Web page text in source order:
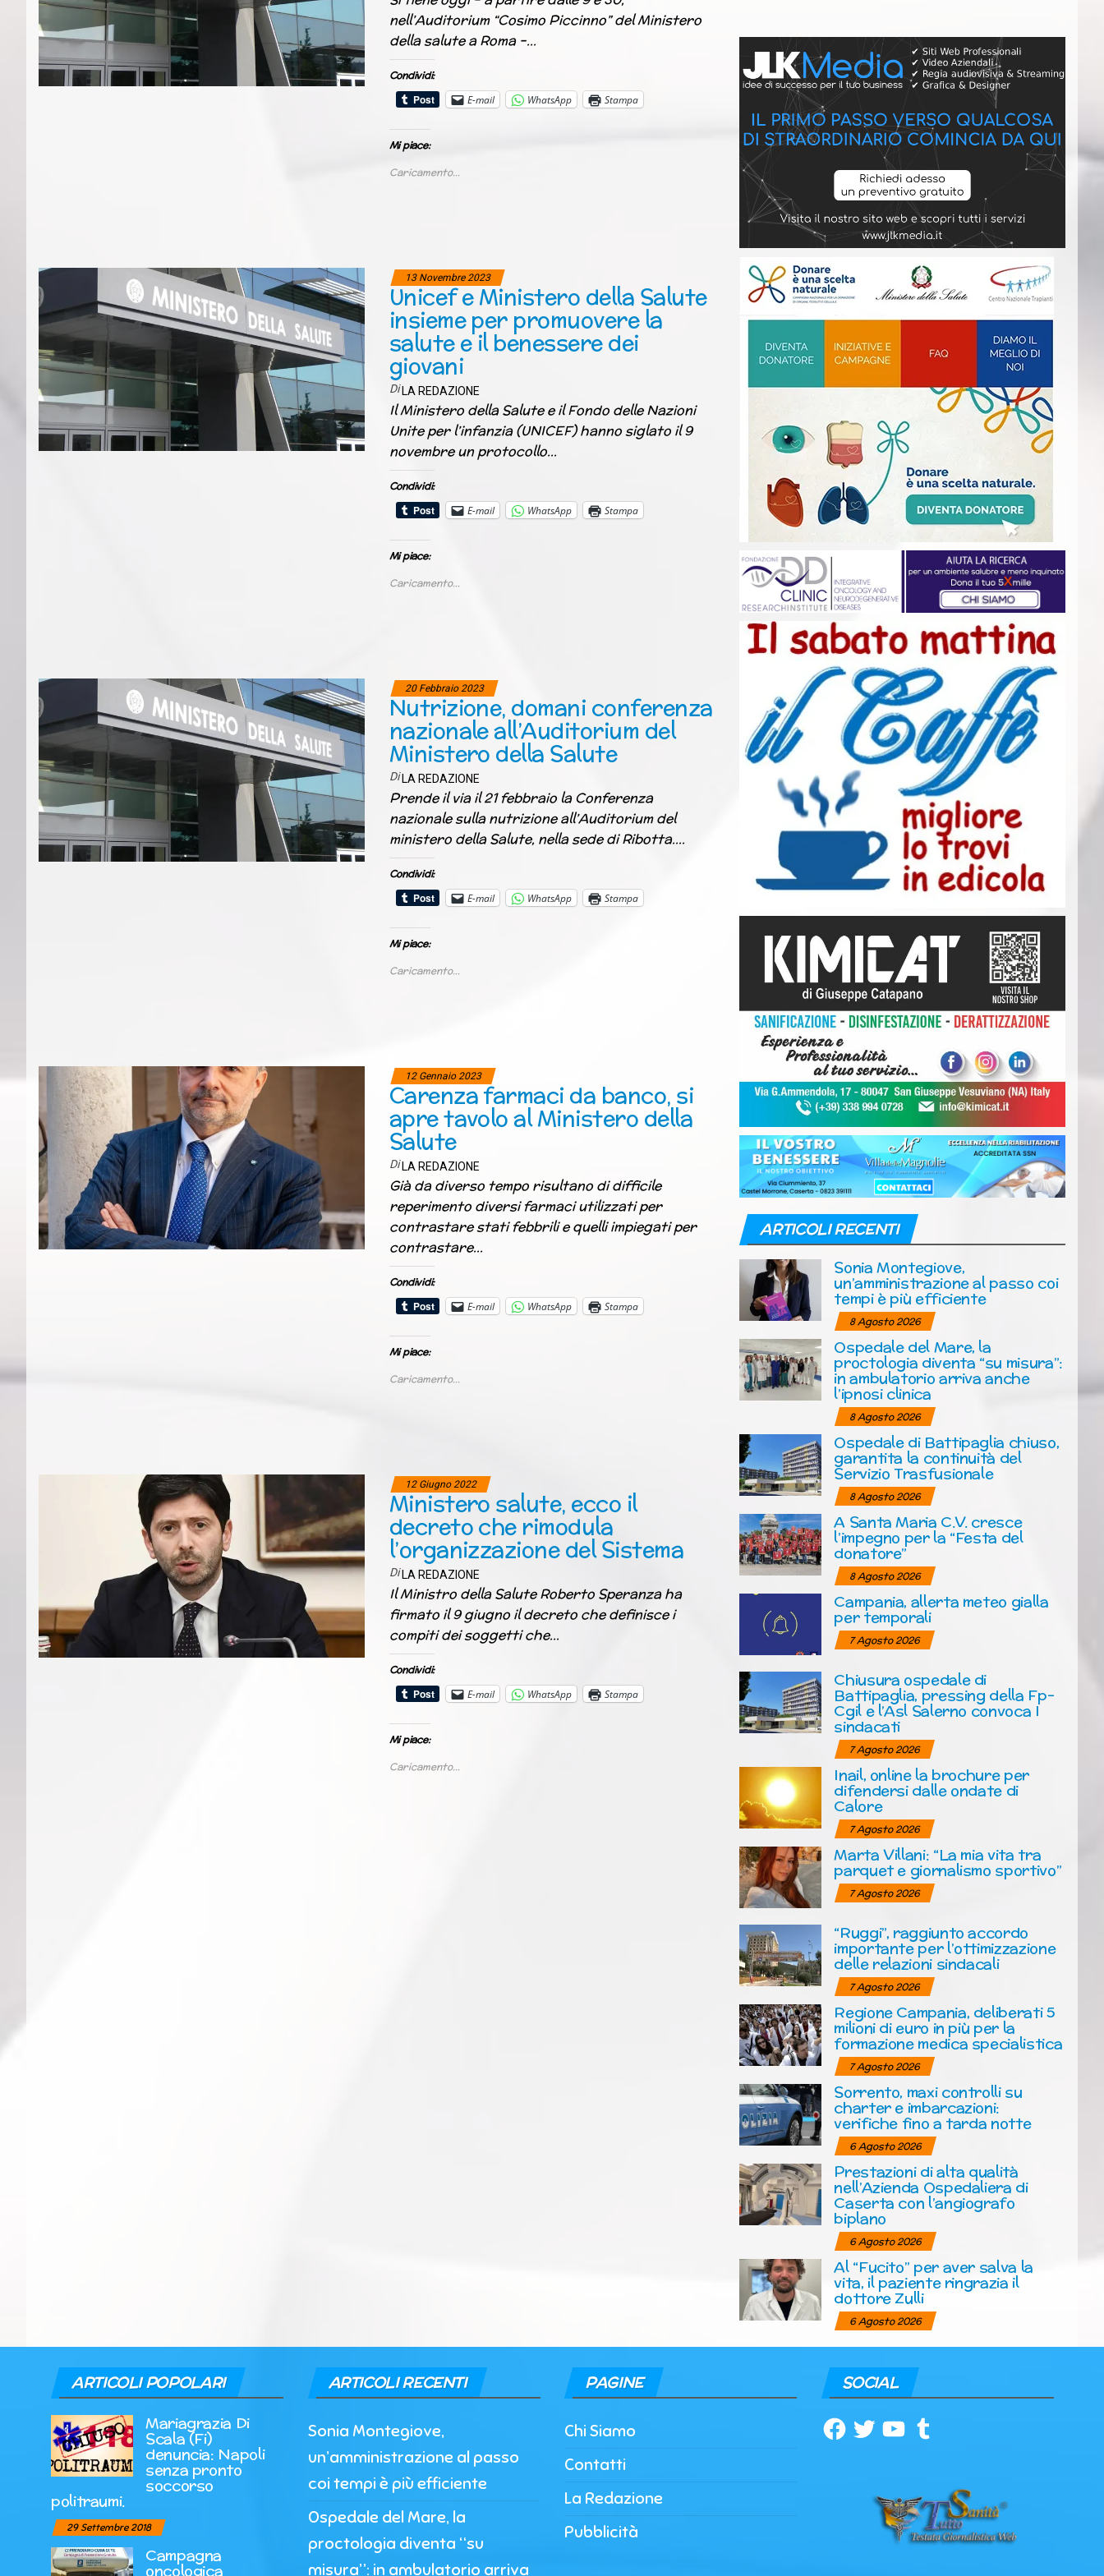
nell’Auditorium “Cosimo Piccinno” del Ministero
della salute a Roma –…
Condividi:
E-mail
WhatsApp Stampa
Mi piace:
Caricamento...
13 Novembre 2023
Unicef e Ministero della Salute
insieme per promuovere la
salute e il benessere dei
giovani
Di LA REDAZIONE
Il Ministero della Salute e il Fondo delle Nazioni
Unite per l’infanzia (UNICEF) hanno siglato il 9
novembre un protocollo…
Condividi:
E-mail
WhatsApp Stampa
Mi piace:
Caricamento...
20 Febbraio 2023
Nutrizione, domani conferenza
nazionale all’Auditorium del
Ministero della Salute
Di LA REDAZIONE
Prende il via il 21 febbraio la Conferenza
nazionale sulla nutrizione all’Auditorium del
ministero della Salute, nella sede di Ribotta.…
Condividi:
E-mail
WhatsApp Stampa
Mi piace:
Caricamento...
12 Gennaio 2023
Carenza farmaci da banco, si
apre tavolo al Ministero della
Salute
Di LA REDAZIONE
Già da diverso tempo risultano di difficile
reperimento diversi farmaci utilizzati per
contrastare stati febbrili e quelli impiegati per
contrastare…
Condividi:
E-mail
WhatsApp Stampa
Mi piace:
Caricamento...
12 Giugno 2022
Ministero salute, ecco il
decreto che rimodula
l’organizzazione del Sistema
Di LA REDAZIONE
Il Ministro della Salute Roberto Speranza ha
firmato il 9 giugno il decreto che definisce i
compiti dei soggetti che…
Condividi:
E-mail
WhatsApp Stampa
Mi piace:
Caricamento...
ARTICOLI RECENTI
Sonia Montegiove,
un’amministrazione al passo coi
tempi è più efficiente
8 Agosto 2026
Ospedale del Mare, la
proctologia diventa “su misura”:
in ambulatorio arriva anche
l’ipnosi clinica
8 Agosto 2026
Ospedale di Battipaglia chiuso,
garantita la continuità del
Servizio Trasfusionale
8 Agosto 2026
A Santa Maria C.V. cresce
l’impegno per la “Festa del
donatore”
8 Agosto 2026
Campania, allerta meteo gialla
per temporali
7 Agosto 2026
Chiusura ospedale di
Battipaglia, pressing della Fp-
Cgil e l’Asl Salerno convoca I
sindacati
7 Agosto 2026
Inail, online la brochure per
difendersi dalle ondate di
Calore
7 Agosto 2026
Marta Villani: “La mia vita tra
parquet e giornalismo sportivo”
7 Agosto 2026
“Ruggi”, raggiunto accordo
importante per l’ottimizzazione
delle relazioni sindacali
7 Agosto 2026
Regione Campania, deliberati 5
milioni di euro in più per la
formazione medica specialistica
7 Agosto 2026
Sorrento, maxi controlli su
charter e imbarcazioni:
verifiche fino a tarda notte
6 Agosto 2026
Prestazioni di alta qualità
nell’Azienda Ospedaliera di
Caserta con l’angiografo
biplano
6 Agosto 2026
Al “Fucito” per aver salva la
vita, il paziente ringrazia il
dottore Zulli
6 Agosto 2026
ARTICOLI POPOLARI
Mariagrazia Di
Scala (Fi)
denuncia: Napoli
senza pronto
soccorso
politraumi.
29 Settembre 2018
Campagna
oncologica
ARTICOLI RECENTI
Sonia Montegiove,
un’amministrazione al passo
coi tempi è più efficiente
Ospedale del Mare, la
proctologia diventa “su
misura”: in ambulatorio arriva
PAGINE
Chi Siamo
Contatti
La Redazione
Pubblicità
SOCIAL
Facebook
TwitterYouTubeTumblr